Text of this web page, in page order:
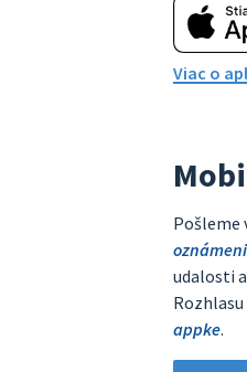
Viac o
Pošleme
udalosti
appke.